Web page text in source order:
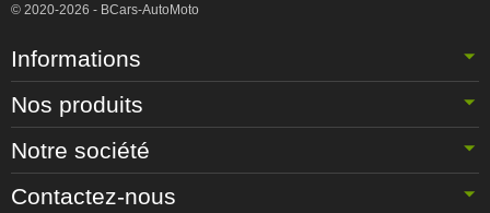
© 2020-2026 - BCars-AutoMoto
Informations
Nos produits
Notre société
Contactez-nous